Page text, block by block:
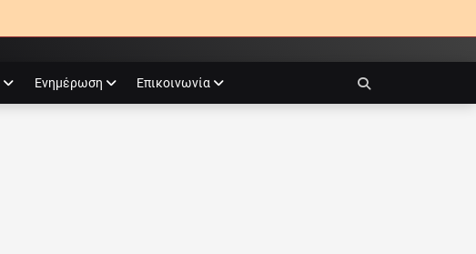
Ενημέρωση Επικοινωνία